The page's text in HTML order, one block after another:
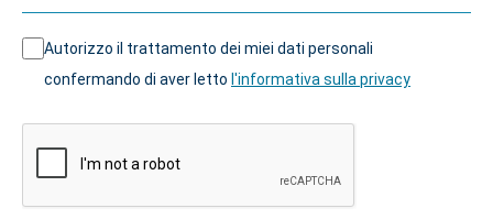
Autorizzo il trattamento dei miei dati personali
confermando di aver letto l'informativa sulla privacy